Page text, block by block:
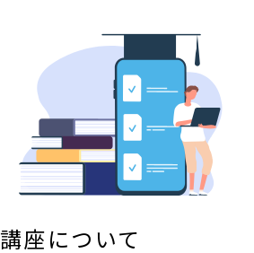
講座について